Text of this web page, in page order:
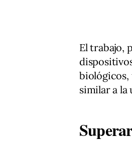
El trabajo,
biológicos,
similar a la